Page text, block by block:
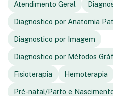
Atendimento Geral
Diagnostico por Anatomia
Diagnostico por Imagem
Diagnostico por Métodos
Fisioterapia Hemoterapia
Pré-natal/Parto e Nascimento